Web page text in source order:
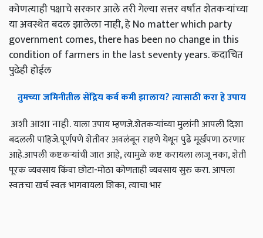
कोणत्याही पक्षाचे सरकार आले तरी गेल्या सत्तर वर्षात शेतकऱ्यांच्या
या अवस्थेत बदल झालेला नाही, हे No matter which party
government comes, there has been no change in this
condition of farmers in the last seventy years. कदाचित
पुढेही होईल
तुमच्या जमिनीतील सेंद्रिय कर्ब कमी झालाय? त्यासाठी करा हे उपाय
अशी आशा नाही.याला उपाय म्हणजे.शेतकऱ्यांच्या मुलांनी आपली दिशा
बदलली पाहिजे.पूर्णपणे शेतीवर अवलंबून राहणे येथून पुढे मूर्खपणा ठरणार
आहे.आपली कष्टकऱ्यांची जात आहे, त्यामुळे कष्ट करायला लाजू नका, शेती
पूरक व्यवसाय किंवा छोटा-मोठा कोणताही व्यवसाय सुरु करा. आपला
स्वतःचा खर्च स्वतः भागवायला शिका, त्याचा भार